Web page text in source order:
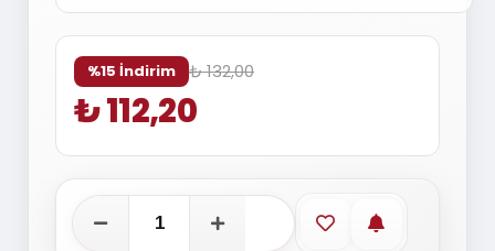
%15 İndirim ₺ 132,00
₺ 112,20
Favorilere ekle
Stoğa